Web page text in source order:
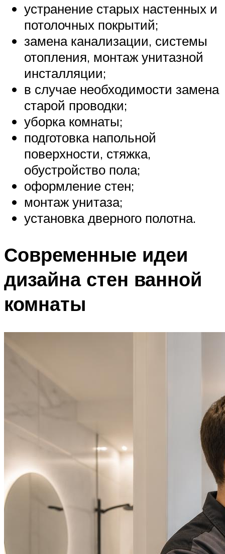
устранение старых настенных и
потолочных покрытий;
замена канализации, системы
отопления, монтаж унитазной
инсталляции;
в случае необходимости замена
старой проводки;
уборка комнаты;
подготовка напольной
поверхности, стяжка,
обустройство пола;
оформление стен;
монтаж унитаза;
установка дверного полотна.
Современные идеи
дизайна стен ванной
комнаты